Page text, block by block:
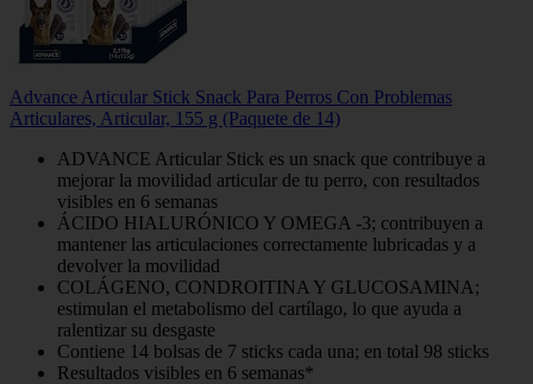
Advance Articular Stick Snack Para Perros Con Problemas
Articulares, Articular, 155 g (Paquete de 14)
ADVANCE Articular Stick es un snack que contribuye a
mejorar la movilidad articular de tu perro, con resultados
visibles en 6 semanas
ÁCIDO HIALURÓNICO Y OMEGA -3; contribuyen a
mantener las articulaciones correctamente lubricadas y a
devolver la movilidad
COLÁGENO, CONDROITINA Y GLUCOSAMINA;
estimulan el metabolismo del cartílago, lo que ayuda a
ralentizar su desgaste
Contiene 14 bolsas de 7 sticks cada una; en total 98 sticks
Resultados visibles en 6 semanas*